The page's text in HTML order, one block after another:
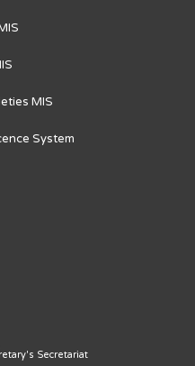
MIS
System
Secretariat